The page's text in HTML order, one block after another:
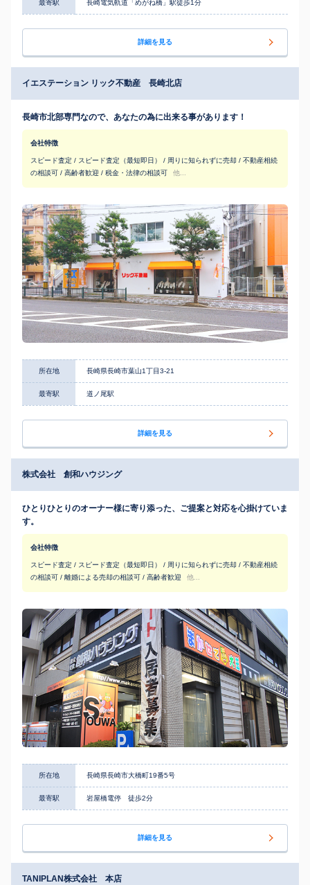
最寄駅 長崎電気軌道「めがね橋」駅徒歩1分
詳細を見る
イエステーション リック不動産 長崎北店
長崎市北部専門なので、あなたの為に出来る事があります！
会社特徴
スピード査定 / スピード査定（最短即日） / 周りに知られずに売却 / 不動産相続
の相談可 / 高齢者歓迎 / 税金・法律の相談可
他...
所在地 長崎県長崎市葉山1丁目3-21
最寄駅 道ノ尾駅
詳細を見る
株式会社 創和ハウジング
ひとりひとりのオーナー様に寄り添った、ご提案と対応を心掛けていま
す。
会社特徴
スピード査定 / スピード査定（最短即日） / 周りに知られずに売却 / 不動産相続
の相談可 / 離婚による売却の相談可 / 高齢者歓迎
他...
所在地 長崎県長崎市大橋町19番5号
最寄駅 岩屋橋電停 徒歩2分
詳細を見る
TANIPLAN株式会社 本店